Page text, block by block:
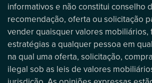
informativos e não constitui conselho
recomendação, oferta ou solicitação
vender quaisquer valores mobiliários,
estratégias a qualquer pessoa em
na qual uma oferta, solicitação,
ilegal sob as leis de valores